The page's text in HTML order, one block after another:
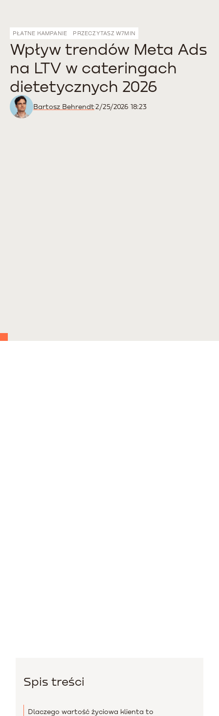
PŁATNE KAMPANIE PRZECZYTASZ W7MIN
Wpływ trendów Meta Ads
na LTV w cateringach
dietetycznych 2026
Bartosz Behrendt2/25/2026 18:23
Spis treści
Dlaczego wartość życiowa klienta to